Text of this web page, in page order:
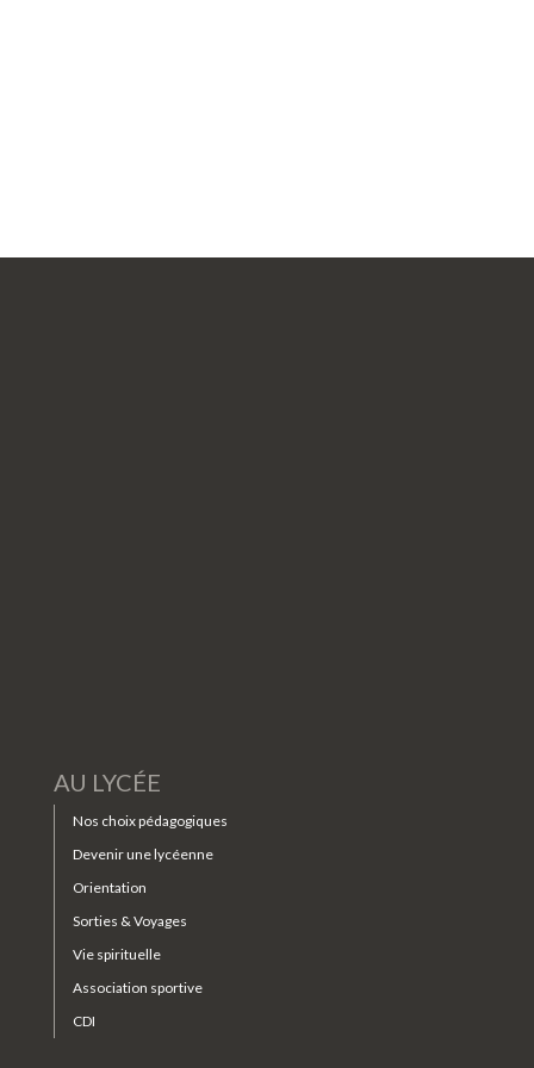
AU LYCÉE
Nos choix pédagogiques
Devenir une lycéenne
Orientation
Sorties & Voyages
Vie spirituelle
Association sportive
CDI